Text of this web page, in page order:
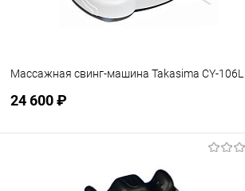
Массажная свинг-машина Takasima CY-106L
24 600 ₽